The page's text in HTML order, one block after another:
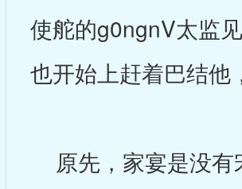
使舵的g0ngnV太监
也开始上赶着巴结他
原先，家宴是没有